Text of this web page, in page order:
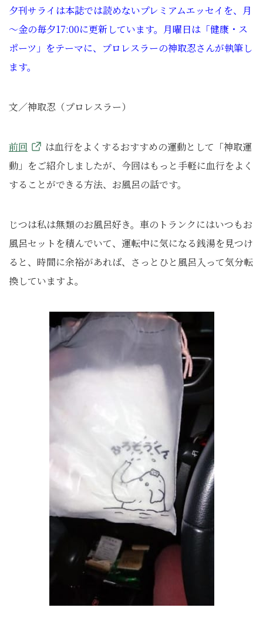
夕刊サライは本誌では読めないプレミアムエッセイを、月
～金の毎夕17:00に更新しています。月曜日は「健康・ス
ポーツ」をテーマに、プロレスラーの神取忍さんが執筆し
ます。
文／神取忍（プロレスラー）
前回
は血行をよくするおすすめの運動として「神取運
動」をご紹介しましたが、今回はもっと手軽に血行をよく
することができる方法、お風呂の話です。
じつは私は無類のお風呂好き。車のトランクにはいつもお
風呂セットを積んでいて、運転中に気になる銭湯を見つけ
ると、時間に余裕があれば、さっとひと風呂入って気分転
換していますよ。